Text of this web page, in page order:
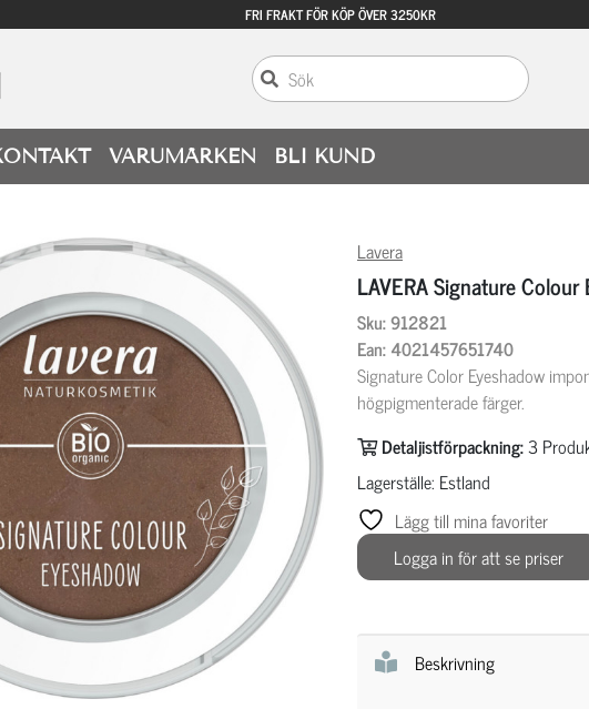
FRI FRAKT FÖR KÖP ÖVER 3250KR
VARUMÄRKEN BLI KUND
Lavera
LAVERA Signature
Sku: 912821
Ean: 4021457651740
Signature Color Eyeshadow
högpigmenterade färger.
Detaljistförpackning:3
Lagerställe: Estland
Lägg till mina favoriter
Logga in för att se priser
Beskrivning